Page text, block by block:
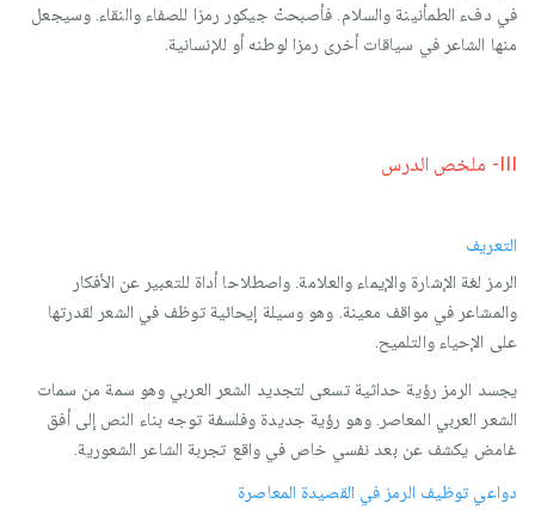
في دفء الطمأنينة والسلام. فأصبحتْ جيكور رمزا للصفاء والنقاء. وسيجعل
منها الشاعر في سياقات أخرى رمزا لوطنه أو للإنسانية.
III- ملخص الدرس
التعريف
الرمز لغة الإشارة والإيماء والعلامة. واصطلاحا أداة للتعبير عن الأفكار
والمشاعر في مواقف معينة. وهو وسيلة إيحائية توظف في الشعر لقدرتها
على الإحياء والتلميح.
يجسد الرمز رؤية حداثية تسعى لتجديد الشعر العربي وهو سمة من سمات
الشعر العربي المعاصر. وهو رؤية جديدة وفلسفة توجه بناء النص إلى أفق
غامض يكشف عن بعد نفسي خاص في واقع تجربة الشاعر الشعورية.
دواعي توظيف الرمز في القصيدة المعاصرة